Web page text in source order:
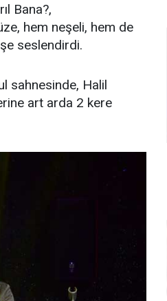
Bana?,
hem neşeli, hem de
seslendirdi.
sahnesinde, Halil
art arda 2 kere